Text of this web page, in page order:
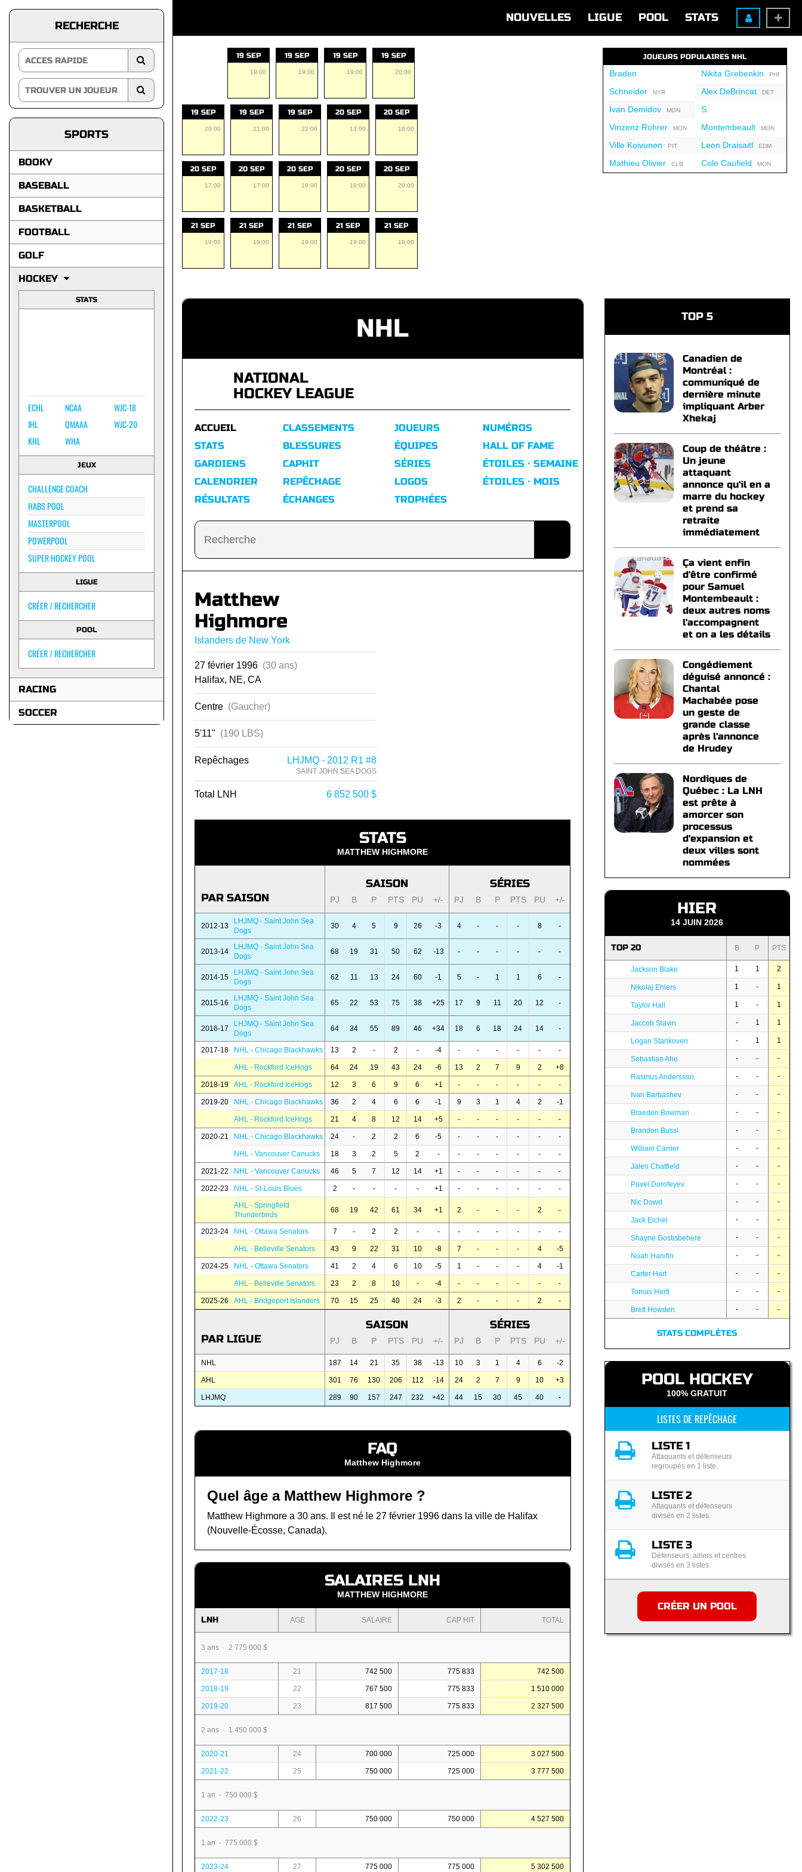
NOUVELLES LIGUE POOL STATS
RECHERCHE
SPORTS
BOOKY
BASEBALL
BASKETBALL
FOOTBALL
GOLF
HOCKEY
STATS
ECHL
IHL
KHL
NCAA
QMAAA
WHA
WJC-18
WJC-20
JEUX
CHALLENGE COACH
HABS POOL
MASTERPOOL
POWERPOOL
SUPER HOCKEY POOL
LIGUE
CRÉER / RECHERCHER
POOL
CRÉER / RECHERCHER
RACING
SOCCER
19 SEP
19:00
19 SEP
19:00
19 SEP
19:00
19 SEP
20:00
19 SEP
20:00
19 SEP
21:00
19 SEP
22:00
20 SEP
13:00
20 SEP
16:00
20 SEP
17:00
20 SEP
17:00
20 SEP
19:00
20 SEP
19:00
20 SEP
20:00
21 SEP
19:00
21 SEP
19:00
21 SEP
19:00
21 SEP
19:00
21 SEP
19:00
JOUEURS POPULAIRES NHL
Braden
SchneiderNYR
Ivan DemidovMON
Vinzenz RohrerMON
Ville Koivunen PIT
Mathieu OlivierCLB
Nikita Grebenkin PHI
Alex DeBrincatDET
S.
MontembeaultMON
Leon Draisaitl EDM
Cole Caufield MON
NHL
NATIONAL
HOCKEY LEAGUE
ACCUEIL
STATS
GARDIENS
CALENDRIER
RÉSULTATS
CLASSEMENTS
BLESSURES
CAPHIT
REPÊCHAGE
ÉCHANGES
JOUEURS
ÉQUIPES
SÉRIES
LOGOS
TROPHÉES
NUMÉROS
HALL OF FAME
ÉTOILES · SEMAINE
ÉTOILES · MOIS
Matthew
Highmore
Islanders de New York
27 février 1996 (30 ans)
Halifax, NE, CA
Centre (Gaucher)
5'11" (190 LBS)
Repêchages LHJMQ - 2012 R1 #8
SAINT JOHN SEA DOGS
Total LNH 6 852 500 $
STATS
MATTHEW HIGHMORE
PAR SAISON
SAISON SÉRIES
PJ B P PTS PU +/- PJ B P PTS PU +/-
2012-13
LHJMQ - Saint John Sea
Dogs
30 4 5 9 26 -3 4 - - - 8 -
2013-14
LHJMQ - Saint John Sea
Dogs
68 19 31 50 62 -13 - - - - - -
2014-15
LHJMQ - Saint John Sea
Dogs
62 11 13 24 60 -1 5 - 1 1 6 -
2015-16
LHJMQ - Saint John Sea
Dogs
65 22 53 75 38 +25 17 9 11 20 12 -
2016-17
LHJMQ - Saint John Sea
Dogs
64 34 55 89 46 +34 18 6 18 24 14 -
2017-18 NHL - Chicago Blackhawks 13 2 - 2 - -4 - - - - - -
AHL - Rockford IceHogs 64 24 19 43 24 -6 13 2 7 9 2 +8
2018-19 AHL - Rockford IceHogs 12 3 6 9 6 +1 - - - - - -
2019-20 NHL - Chicago Blackhawks 36 2 4 6 6 -1 9 3 1 4 2 -1
AHL - Rockford IceHogs 21 4 8 12 14 +5 - - - - - -
2020-21 NHL - Chicago Blackhawks 24 - 2 2 6 -5 - - - - - -
NHL - Vancouver Canucks 18 3 2 5 2 - - - - - - -
2021-22 NHL - Vancouver Canucks 46 5 7 12 14 +1 - - - - - -
2022-23 NHL - St-Louis Blues 2 - - - - +1 - - - - -
-
AHL - Springfield
Thunderbirds
68 19 42 61 34 +1 2 - - - 2 -
2023-24 NHL - Ottawa Senators 7 - 2 2 - - - - - - - -
AHL - Belleville Senators 43 9 22 31 10 -8 7 - - - 4 -5
2024-25 NHL - Ottawa Senators 41 2 4 6 10 -5 1 - - - 4 -1
AHL - Belleville Senators 23 2 8 10 - -4 - - - - - -
2025-26 AHL - Bridgeport Islanders 70 15 25 40 24 -3 2 - - - 2 -
PAR LIGUE
SAISON SÉRIES
PJ B P PTS PU +/- PJ B P PTS PU +/-
NHL 187 14 21 35 38 -13 10 3 1 4 6 -2
AHL 301 76 130 206 112 -14 24 2 7 9 10 +3
LHJMQ 289 90 157 247 232 +42 44 15 30 45 40 -
FAQ
Matthew Highmore
Quel âge a Matthew Highmore ?
Matthew Highmore a 30 ans. Il est né le 27 février 1996 dans la ville de Halifax
(Nouvelle-Écosse, Canada).
SALAIRES LNH
MATTHEW HIGHMORE
LNH AGE SALAIRE CAP HIT TOTAL
3 ans · 2 775 000 $
2017-18 21 742 500 775 833 742 500
2018-19 22 767 500 775 833 1 510 000
2019-20 23 817 500 775 833 2 327 500
2 ans · 1 450 000 $
2020-21 24 700 000 725 000 3 027 500
2021-22 25 750 000 725 000 3 777 500
1 an · 750 000 $
2022-23 26 750 000 750 000 4 527 500
1 an · 775 000 $
2023-24 27 775 000 775 000 5 302 500
TOP 5
Canadien de
Montréal :
communiqué de
dernière minute
impliquant Arber
Xhekaj
Coup de théâtre :
Un jeune
attaquant
annonce qu'il en a
marre du hockey
et prend sa
retraite
immédiatement
Ça vient enfin
d'être confirmé
pour Samuel
Montembeault :
deux autres noms
l'accompagnent
et on a les détails
Congédiement
déguisé annoncé :
Chantal
Machabée pose
un geste de
grande classe
après l'annonce
de Hrudey
Nordiques de
Québec : La LNH
est prête à
amorcer son
processus
d'expansion et
deux villes sont
nommées
HIER
14 JUIN 2026
TOP 20 B P PTS
Jackson Blake 1 1 2
Nikolaj Ehlers 1 - 1
Taylor Hall 1 - 1
Jaccob Slavin - 1 1
Logan Stankoven - 1 1
Sebastian Aho - - -
Rasmus Andersson - - -
Ivan Barbashev - - -
Braeden Bowman - - -
Brandon Bussi - - -
William Carrier - - -
Jalen Chatfield - - -
Pavel Dorofeyev - - -
Nic Dowd - - -
Jack Eichel - - -
Shayne Gostisbehere - - -
Noah Hanifin - - -
Carter Hart - - -
Tomas Hertl - - -
Brett Howden - - -
STATS COMPLÈTES
POOL HOCKEY
100% GRATUIT
LISTES DE REPÊCHAGE
LISTE 1
Attaquants et défenseurs
regroupés en 1 liste.
LISTE 2
Attaquants et défenseurs
divisés en 2 listes.
LISTE 3
Défenseurs, ailiers et centres
divisés en 3 listes.
CRÉER UN POOL